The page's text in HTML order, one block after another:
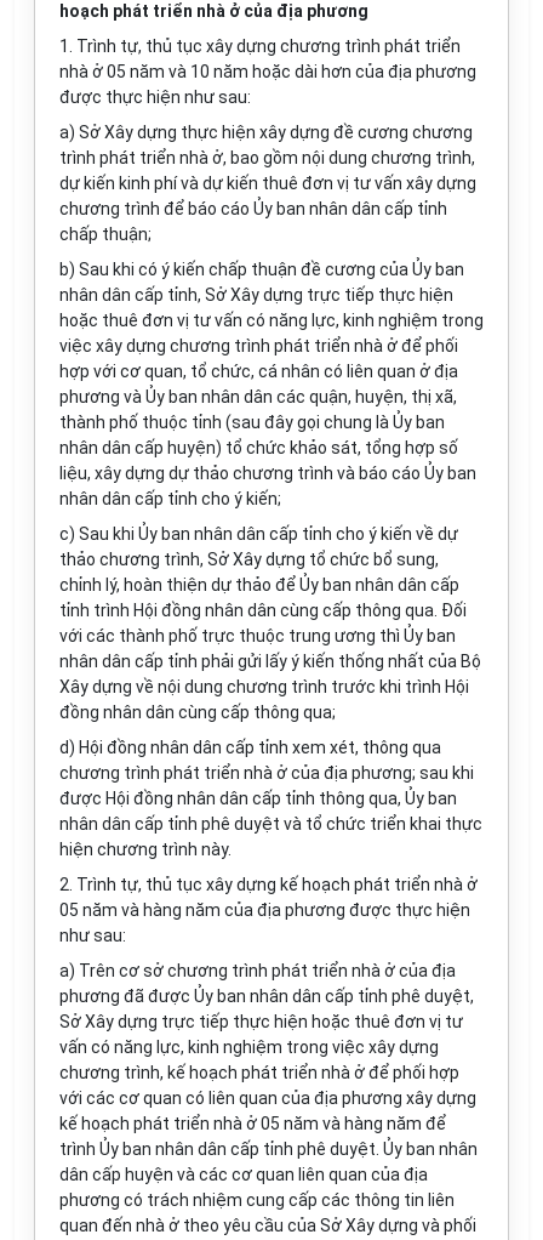
hoạch phát triển nhà ở của địa phương
1. Trình tự, thủ tục xây dựng chương trình phát triển
nhà ở 05 năm và 10 năm hoặc dài hơn của địa phương
được thực hiện như sau:
a) Sở Xây dựng thực hiện xây dựng đề cương chương
trình phát triển nhà ở, bao gồm nội dung chương trình,
dự kiến kinh phí và dự kiến thuê đơn vị tư vấn xây dựng
chương trình để báo cáo Ủy ban nhân dân cấp tỉnh
chấp thuận;
b) Sau khi có ý kiến chấp thuận đề cương của Ủy ban
nhân dân cấp tỉnh, Sở Xây dựng trực tiếp thực hiện
hoặc thuê đơn vị tư vấn có năng lực, kinh nghiệm trong
việc xây dựng chương trình phát triển nhà ở đểphối
hợp với cơ quan, tổ chức, cá nhân có liên quan ởđịa
phương và Ủy ban nhân dân các quận, huyện, thị xã,
thành phố thuộc tỉnh (sau đây gọi chung là Ủy ban
nhân dân cấp huyện) tổ chức khảo sát, tổng hợp số
liệu, xây dựng dự thảo chương trình và báo cáo Ủy ban
nhân dân cấp tỉnh cho ý kiến;
c) Sau khi Ủy ban nhân dân cấp tỉnh cho ý kiến về dự
thảo chương trình, Sở Xây dựng tổ chức bổ sung,
chỉnh lý, hoàn thiện dự thảo để Ủy ban nhân dân cấp
tỉnh trình Hội đồng nhân dân cùng cấp thông qua. Đối
với các thành phố trực thuộc trung ương thì Ủy ban
nhân dân cấp tỉnh phải gửi lấy ý kiến thống nhất của Bộ
Xây dựng về nội dung chương trình trước khi trình Hội
đồng nhân dân cùng cấp thông qua;
d) Hội đồng nhân dân cấp tỉnh xem xét, thông qua
chương trình phát triển nhà ở của địa phương; sau khi
được Hội đồng nhân dân cấp tỉnh thông qua, Ủy ban
nhân dân cấp tỉnh phê duyệt và tổ chức triển khai thực
hiện chương trình này.
2. Trình tự, thủ tục xây dựng kế hoạch phát triển nhà ở
05 năm và hàng năm của địa phương được thực hiện
như sau:
a) Trên cơ sở chương trình phát triển nhà ở của địa
phương đã được Ủy ban nhân dân cấp tỉnh phê duyệt,
Sở Xây dựng trực tiếp thực hiện hoặc thuê đơn vị tư
vấn có năng lực, kinh nghiệm trong việc xây dựng
chương trình, kế hoạch phát triển nhà ở để phối hợp
với các cơ quan có liên quan của địa phương xây dựng
kế hoạch phát triển nhà ở 05 năm và hàng năm để
trình Ủy ban nhân dân cấp tỉnh phê duyệt. Ủy ban nhân
dân cấp huyện và các cơ quan liên quan của địa
phương có trách nhiệm cung cấp các thông tin liên
quan đến nhà ở theo yêu cầu của Sở Xây dựng và phối